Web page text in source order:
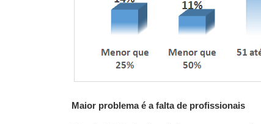
Maior problema é a falta de profissionais